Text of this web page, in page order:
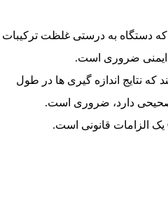
که دستگاه به درستی غلظت ترکیبات
و ایمنی ضروری است.
که نتایج اندازه گیری ها در طول
صحیحی دارد، ضروری است.